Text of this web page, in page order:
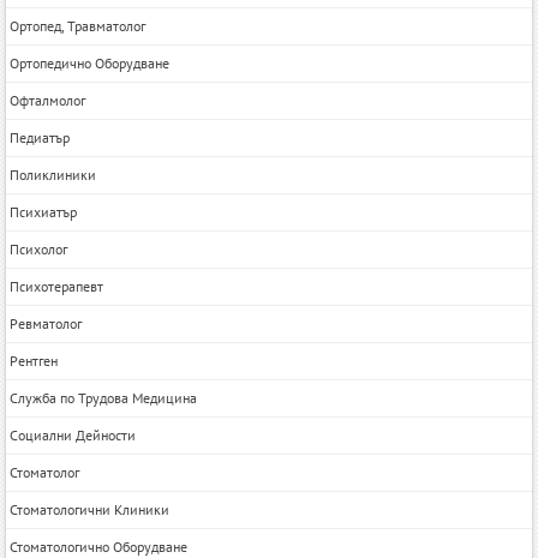
Ортопед, Травматолог
Ортопедично Оборудване
Офталмолог
Педиатър
Поликлиники
Психиатър
Психолог
Психотерапевт
Ревматолог
Рентген
Служба по Трудова Медицина
Социални Дейности
Стоматолог
Стоматологични Клиники
Стоматологично Оборудване